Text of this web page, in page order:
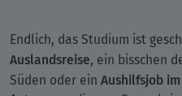
Endlich, das Studium ist
Auslandsreise, ein bisschen
Süden oder ein Aushilfsjob